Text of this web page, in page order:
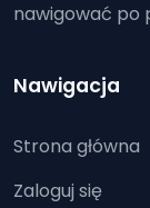
nawigować po
Nawigacja
Strona główna
Zaloguj się